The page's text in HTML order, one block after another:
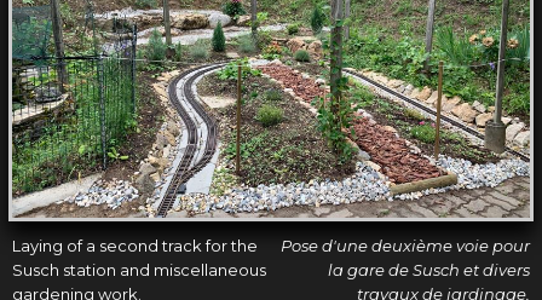
Laying of a second track for the
Susch station and miscellaneous
gardening work.
Pose d'une deuxième voie pour
la gare de Susch et divers
travaux de jardinage.